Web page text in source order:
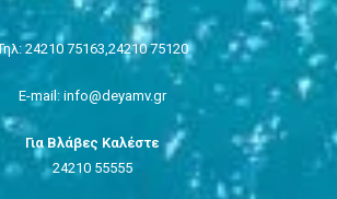
24210 75163, 24210 75120
E-mail: info@deyamv.gr
Για Βλάβες Καλέστε
24210 55555